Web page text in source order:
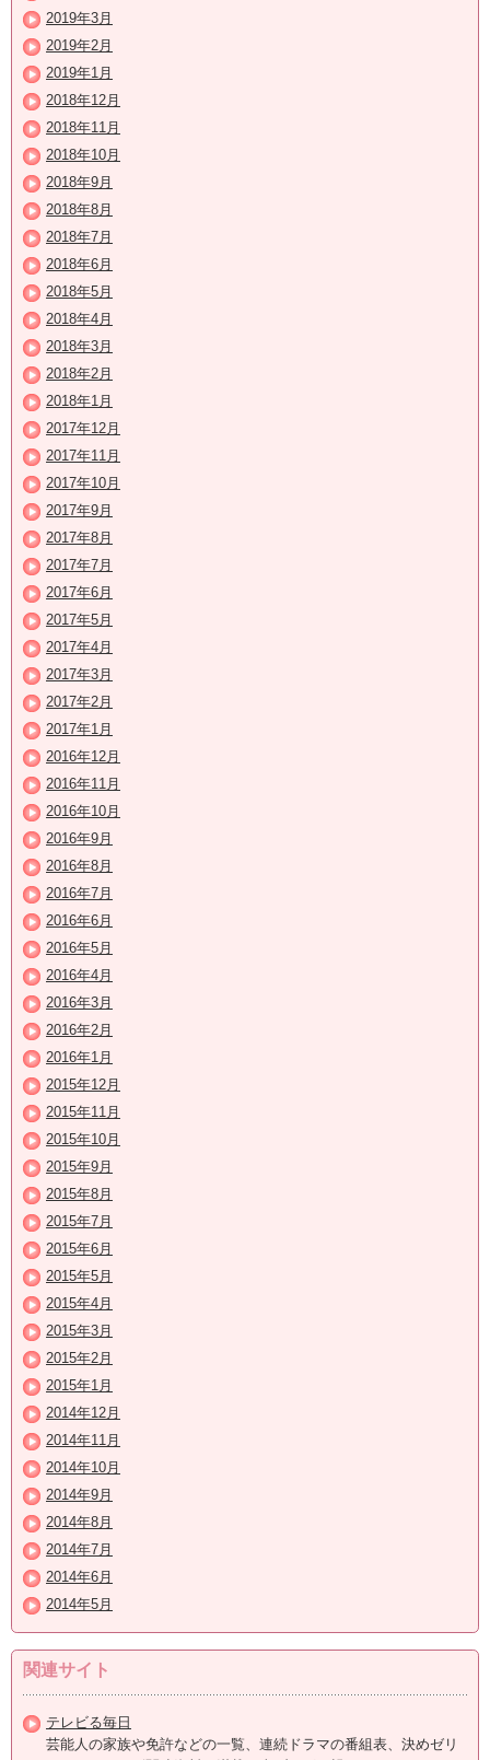
2019年3月
2019年2月
2019年1月
2018年12月
2018年11月
2018年10月
2018年9月
2018年8月
2018年7月
2018年6月
2018年5月
2018年4月
2018年3月
2018年2月
2018年1月
2017年12月
2017年11月
2017年10月
2017年9月
2017年8月
2017年7月
2017年6月
2017年5月
2017年4月
2017年3月
2017年2月
2017年1月
2016年12月
2016年11月
2016年10月
2016年9月
2016年8月
2016年7月
2016年6月
2016年5月
2016年4月
2016年3月
2016年2月
2016年1月
2015年12月
2015年11月
2015年10月
2015年9月
2015年8月
2015年7月
2015年6月
2015年5月
2015年4月
2015年3月
2015年2月
2015年1月
2014年12月
2014年11月
2014年10月
2014年9月
2014年8月
2014年7月
2014年6月
2014年5月
関連サイト
テレビる毎日
芸能人の家族や免許などの一覧、連続ドラマの番組表、決めゼリ